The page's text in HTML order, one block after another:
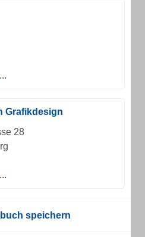
Grafikdesign
28
speichern